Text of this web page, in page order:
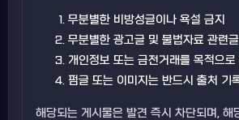
무분별한 비방성글이나 욕설 금지
무분별한 광고글 및 불법자료 관련글
개인정보 또는 금전거래를 목적으로
펌글 또는 이미지는 반드시 출처 기
해당되는 게시물은 발견 즉시 차단되며, 해